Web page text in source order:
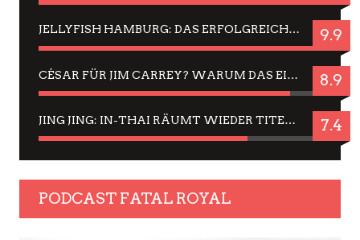
JELLYFISH HAMBURG: DAS ERFOLGREICHE SOMMER-MENÜ 2025 IN GEFÜHLEN UND BILDERN 9.9
CÉSAR FÜR JIM CARREY? WARUM DAS EINER DER NERVIGSTEN ACTORS IST UND BLEIBT 8.9
JING JING: IN-THAI RÄUMT WIEDER TITEL AB – EIN ZWEI-STUNDEN-ERLEBNISBERICHT 7.4
PODCAST FATAL ROYAL